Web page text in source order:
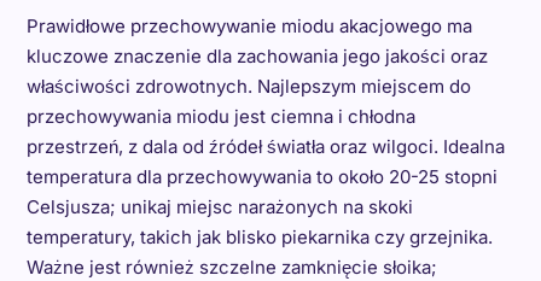
Prawidłowe przechowywanie miodu akacjowego ma
kluczowe znaczenie dla zachowania jego jakości oraz
właściwości zdrowotnych. Najlepszym miejscem do
przechowywania miodu jest ciemna i chłodna
przestrzeń, z dala od źródeł światła oraz wilgoci. Idealna
temperatura dla przechowywania to około 20-25 stopni
Celsjusza; unikaj miejsc narażonych na skoki
temperatury, takich jak blisko piekarnika czy grzejnika.
Ważne jest również szczelne zamknięcie słoika;